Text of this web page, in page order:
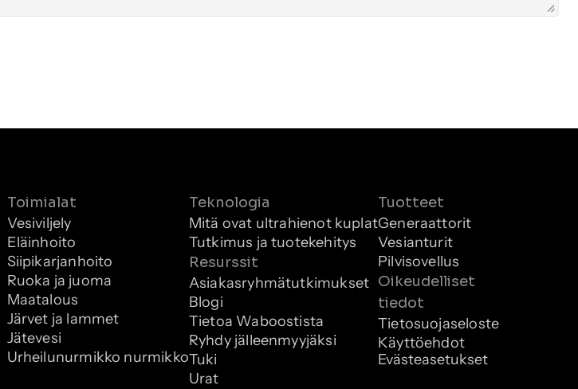
Toimialat
Vesiviljely
Eläinhoito
Siipikarjanhoito
Ruoka ja juoma
Maatalous
Järvet ja lammet
Jätevesi
Urheilunurmikko nurmikko
Teknologia
Mitä ovat ultrahienot kuplat
Tutkimus ja tuotekehitys
Resurssit
Asiakasryhmätutkimukset
Blogi
Tietoa Waboostista
Ryhdy jälleenmyyjäksi
Tuki
Urat
Tuotteet
Generaattorit
Vesianturit
Pilvisovellus
Oikeudelliset
tiedot
Tietosuojaseloste
Käyttöehdot
Evästeasetukset